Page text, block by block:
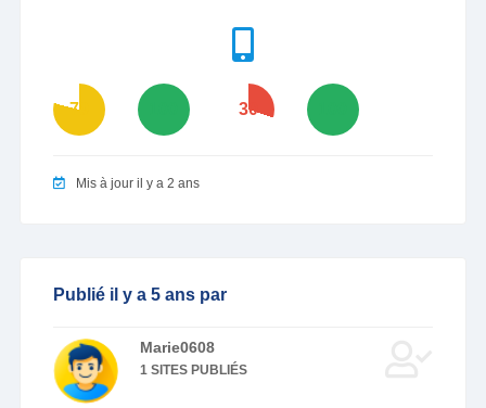
79 30
Mis à jour il y a 2 ans
Publié il y a 5 ans par
Marie0608
1 SITES PUBLIÉS